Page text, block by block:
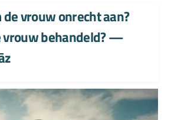
vrouw onrecht aan?
vrouw behandeld? —